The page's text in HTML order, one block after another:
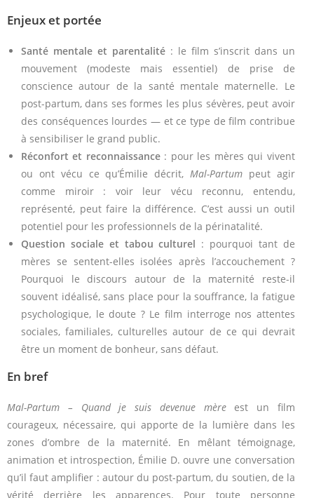
Enjeux et portée
Santé mentale et parentalité: le film s’inscrit dans un
mouvement (modeste mais essentiel) de prise de
conscience autour de la santé mentale maternelle. Le
post-partum, dans ses formes les plus sévères, peut avoir
des conséquences lourdes — et ce type de film contribue
à sensibiliser le grand public.
Réconfort et reconnaissance: pour les mères qui vivent
ou ont vécu ce qu’Émilie décrit,Mal-Partum peut agir
comme miroir : voir leur vécu reconnu, entendu,
représenté, peut faire la différence. C’est aussi un outil
potentiel pour les professionnels de la périnatalité.
Question sociale et tabou culturel : pourquoi tant de
mères se sentent-elles isolées après l’accouchement ?
Pourquoi le discours autour de la maternité reste-il
souvent idéalisé, sans place pour la souffrance, la fatigue
psychologique, le doute ? Le film interroge nos attentes
sociales, familiales, culturelles autour de ce qui devrait
être un moment de bonheur, sans défaut.
En bref
Mal-Partum – Quand je suis devenue mèreest un film
courageux, nécessaire, qui apporte de la lumière dans les
zones d’ombre de la maternité. En mêlant témoignage,
animation et introspection, Émilie D. ouvre une conversation
qu’il faut amplifier : autour du post-partum, du soutien, de la
vérité derrière les apparences. Pour toute personne